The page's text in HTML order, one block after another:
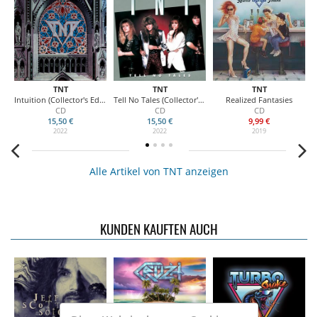
TNT
Intuition (Collector's Edition)
CD
15,50 €
2022
TNT
Tell No Tales (Collector's Edition)
CD
15,50 €
2022
TNT
Realized Fantasies
CD
9,99 €
2019
Alle Artikel von TNT anzeigen
KUNDEN KAUFTEN AUCH